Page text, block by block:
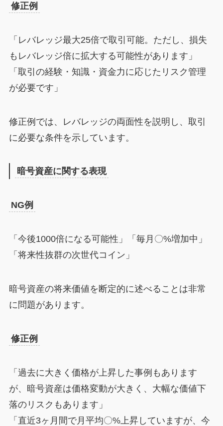
修正例
「レバレッジ最大25倍で取引可能。ただし、損失
もレバレッジ倍に拡大する可能性があります」
「取引の経験・知識・資金力に応じたリスク管理
が必要です」
修正例では、レバレッジの両面性を説明し、取引
に必要な条件を示しています。
暗号資産に関する表現
NG例
「今後1000倍になる可能性」「毎月〇%増加中」
「将来性抜群の次世代コイン」
暗号資産の将来価値を断定的に述べることは非常
に問題があります。
修正例
「過去に大きく価格が上昇した事例もあります
が、暗号資産は価格変動が大きく、大幅な価値下
落のリスクもあります」
「直近3ヶ月間で月平均〇%上昇していますが、今